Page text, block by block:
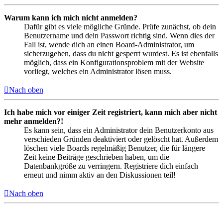
Warum kann ich mich nicht anmelden?
Dafür gibt es viele mögliche Gründe. Prüfe zunächst, ob dein
Benutzername und dein Passwort richtig sind. Wenn dies der
Fall ist, wende dich an einen Board-Administrator, um
sicherzugehen, dass du nicht gesperrt wurdest. Es ist ebenfalls
möglich, dass ein Konfigurationsproblem mit der Website
vorliegt, welches ein Administrator lösen muss.
Nach oben
Ich habe mich vor einiger Zeit registriert, kann mich aber nicht
mehr anmelden?!
Es kann sein, dass ein Administrator dein Benutzerkonto aus
verschieden Gründen deaktiviert oder gelöscht hat. Außerdem
löschen viele Boards regelmäßig Benutzer, die für längere
Zeit keine Beiträge geschrieben haben, um die
Datenbankgröße zu verringern. Registriere dich einfach
erneut und nimm aktiv an den Diskussionen teil!
Nach oben